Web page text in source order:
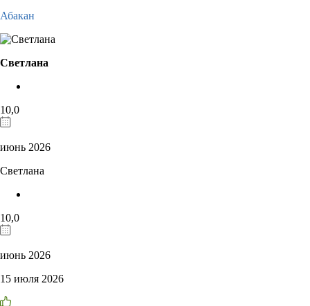
Абакан
Светлана
10,0
июнь 2026
Светлана
10,0
июнь 2026
15 июля 2026